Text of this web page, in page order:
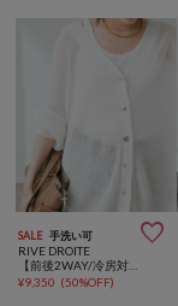
SALE 手洗い可 
RIVE DROITE
¥9,350 (50%OFF)